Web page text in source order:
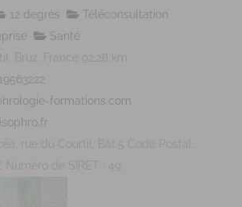
12 degrés
Téléconsultation
Santé
Bruz, France
92.28 km
formations.com
rue du Courtil, Bât.5 Code Postal :
Numéro de SIRET : 49...